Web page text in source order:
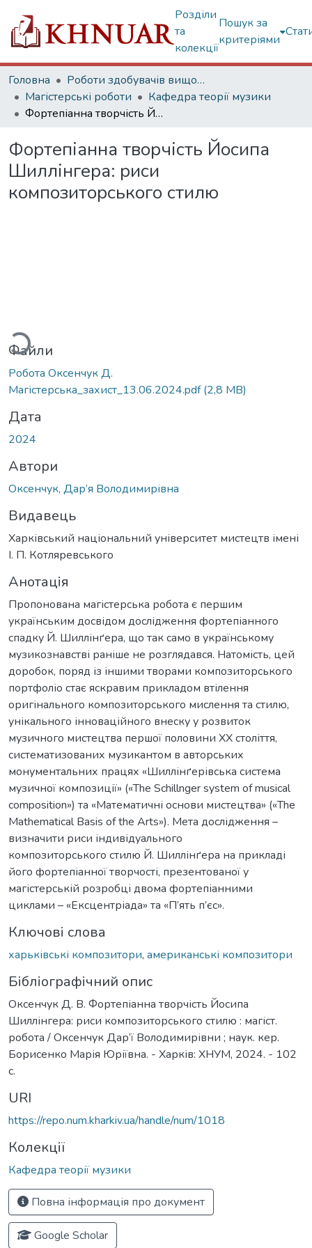
Розділи
та
колекції
Пошук за
критеріями
Головна
Роботи здобувачів вищої освіти
Магістерські роботи
Кафедра теорії музики
Фортепіанна творчість Йосипа Шиллінгера: риси композиторського стилю
Фортепіанна творчість Йосипа
Шиллінгера: риси
композиторського стилю
Файли
Робота Оксенчук Д.
Магістерська_захист_13.06.2024.pdf(2,8 MB)
Дата
2024
Автори
Оксенчук, Дар’я Володимирівна
Видавець
Харківський національний університет мистецтв імені
І. П. Котляревського
Анотація
Пропонована магістерська робота є першим
українським досвідом дослідження фортепіанного
спадку Й. Шиллінґера, що так само в українському
музикознавстві раніше не розглядався. Натомість, цей
доробок, поряд із іншими творами композиторського
портфоліо стає яскравим прикладом втілення
оригінального композиторського мислення та стилю,
унікального інноваційного внеску у розвиток
музичного мистецтва першої половини ХХ століття,
систематизованих музикантом в авторських
монументальних працях «Шиллінґерівська система
музичної композиції» («The Schillnger system of musical
composition») та «Математичні основи мистецтва» («The
Mathematical Basis of the Arts»). Мета дослідження –
визначити риси індивідуального
композиторського стилю Й. Шиллінґера на прикладі
його фортепіанної творчості, презентованої у
магістерській розробці двома фортепіанними
циклами – «Ексцентріада» та «П’ять п’єс».
Ключові слова
харьківські композитори, американські композитори
Бібліографічний опис
Оксенчук Д. В. Фортепіанна творчість Йосипа
Шиллінгера: риси композиторського стилю : магіст.
робота / Оксенчук Дар’ї Володимирівни ; наук. кер.
Борисенко Марія Юріївна. - Харків: ХНУМ, 2024. - 102
с.
URI
https://repo.num.kharkiv.ua/handle/num/1018
Колекції
Кафедра теорії музики
Повна інформація про документ
Google Scholar